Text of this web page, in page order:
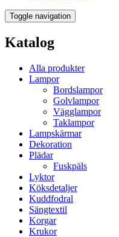
Toggle navigation
Katalog
Alla produkter
Lampor
Bordslampor
Golvlampor
Vägglampor
Taklampor
Lampskärmar
Dekoration
Plädar
Fuskpäls
Lyktor
Köksdetaljer
Kuddfodral
Sängtextil
Korgar
Krukor